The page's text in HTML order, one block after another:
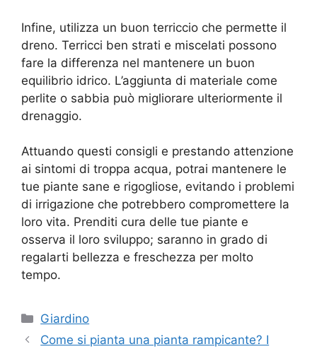
Infine, utilizza un buon terriccio che permette il
dreno. Terricci ben strati e miscelati possono
fare la differenza nel mantenere un buon
equilibrio idrico. L’aggiunta di materiale come
perlite o sabbia può migliorare ulteriormente il
drenaggio.
Attuando questi consigli e prestando attenzione
ai sintomi di troppa acqua, potrai mantenere le
tue piante sane e rigogliose, evitando i problemi
di irrigazione che potrebbero compromettere la
loro vita. Prenditi cura delle tue piante e
osserva il loro sviluppo; saranno in grado di
regalarti bellezza e freschezza per molto
tempo.
Categorie
Giardino
Come si pianta una pianta rampicante? I